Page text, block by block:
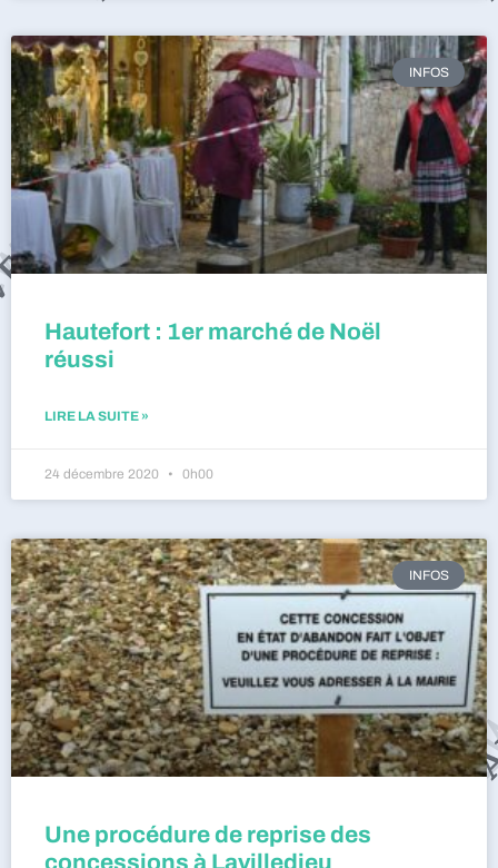
INFOS
Hautefort : 1er marché de Noël
réussi
LIRE LA SUITE »
24 décembre 2020 0h00
INFOS
Une procédure de reprise des
concessions à Lavilledieu